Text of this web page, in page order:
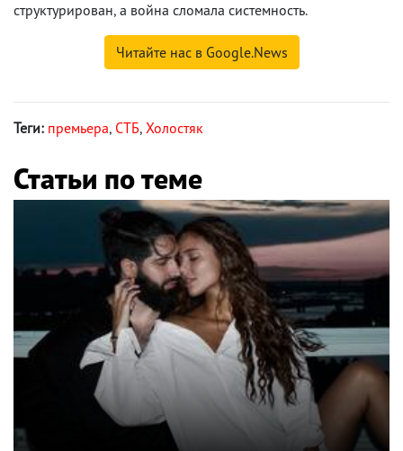
структурирован, а война сломала системность.
Читайте нас в Google.News
Теги: премьера, СТБ, Холостяк
Статьи по теме